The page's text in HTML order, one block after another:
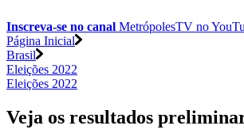
Inscreva-se no canal MetrópolesTV no
Página Inicial
Brasil
Eleições 2022
Eleições 2022
Veja os resultados